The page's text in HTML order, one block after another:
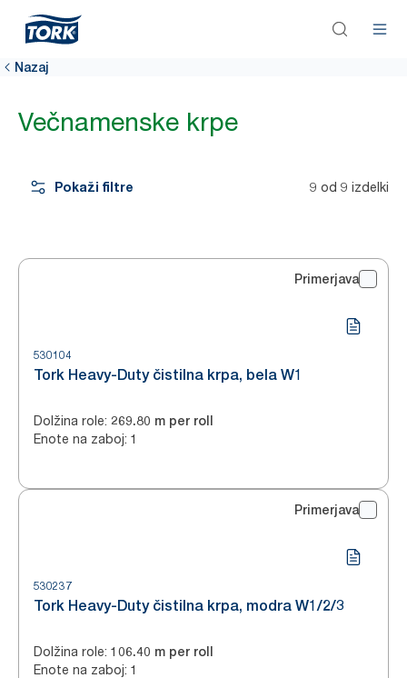
Nazaj
Večnamenske krpe
Pokaži filtre 9 od 9 izdelki
Primerjava
530104
Tork Heavy-Duty čistilna krpa, bela W1
Dolžina role: 269.80 m per roll
Enote na zaboj: 1
Primerjava
530237
Tork Heavy-Duty čistilna krpa, modra W1/2/3
Dolžina role: 106.40 m per roll
Enote na zaboj: 1